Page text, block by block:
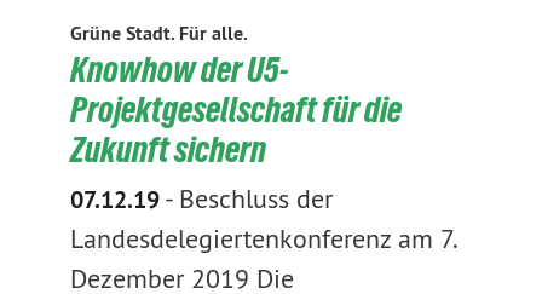
Grüne Stadt. Für alle.
Knowhow der U5-
Projektgesellschaft für die
Zukunft sichern
07.12.19- Beschluss der
Landesdelegiertenkonferenz am 7.
Dezember 2019 Die